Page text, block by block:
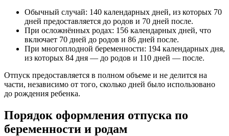
Обычный случай: 140 календарных дней, из которых 70
дней предоставляется до родов и 70 дней после.
При осложнённых родах: 156 календарных дней, что
включает 70 дней до родов и 86 дней после.
При многоплодной беременности: 194 календарных дня,
из которых 84 дня — до родов и 110 дней — после.
Отпуск предоставляется в полном объеме и не делится на
части, независимо от того, сколько дней было использовано
до рождения ребенка.
Порядок оформления отпуска по
беременности и родам